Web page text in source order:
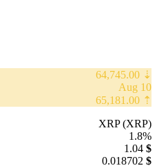
⇣ 64,745.00
10 Aug
⇡ 65,181.00
XRP (XRP)
1.8%
$
1.04
$
0.018702